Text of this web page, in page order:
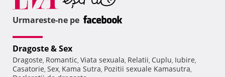
Urmareste-ne pe
Dragoste & Sex
Dragoste, Romantic, Viata sexuala, Relatii, Cuplu, Iubire,
Casatorie, Sex, Kama Sutra, Pozitii sexuale Kamasutra,